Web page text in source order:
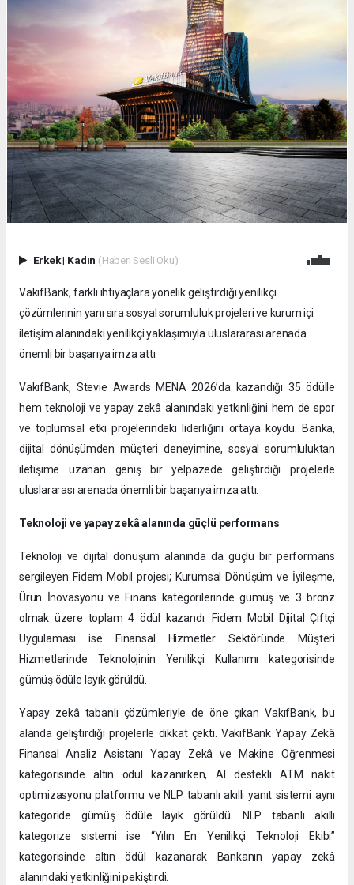
Erkek| Kadın (Haberi Sesli Oku)
VakıfBank, farklı ihtiyaçlara yönelik geliştirdiği yenilikçi
çözümlerinin yanı sıra sosyal sorumluluk projeleri ve kurum içi
iletişim alanındaki yenilikçi yaklaşımıyla uluslararası arenada
önemli bir başarıya imza attı.
VakıfBank, Stevie Awards MENA 2026’da kazandığı 35 ödülle
hem teknoloji ve yapay zekâ alanındaki yetkinliğini hem de spor
ve toplumsal etki projelerindeki liderliğini ortaya koydu. Banka,
dijital dönüşümden müşteri deneyimine, sosyal sorumluluktan
iletişime uzanan geniş bir yelpazede geliştirdiği projelerle
uluslararası arenada önemli bir başarıya imza attı.
Teknoloji ve yapay zekâ alanında güçlü performans
Teknoloji ve dijital dönüşüm alanında da güçlü bir performans
sergileyen Fidem Mobil projesi; Kurumsal Dönüşüm ve İyileşme,
Ürün İnovasyonu ve Finans kategorilerinde gümüş ve 3 bronz
olmak üzere toplam 4 ödül kazandı. Fidem Mobil Dijital Çiftçi
Uygulaması ise Finansal Hizmetler Sektöründe Müşteri
Hizmetlerinde Teknolojinin Yenilikçi Kullanımı kategorisinde
gümüş ödüle layık görüldü.
Yapay zekâ tabanlı çözümleriyle de öne çıkan VakıfBank, bu
alanda geliştirdiği projelerle dikkat çekti. VakıfBank Yapay Zekâ
Finansal Analiz Asistanı Yapay Zekâ ve Makine Öğrenmesi
kategorisinde altın ödül kazanırken, AI destekli ATM nakit
optimizasyonu platformu ve NLP tabanlı akıllı yanıt sistemi aynı
kategoride gümüş ödüle layık görüldü. NLP tabanlı akıllı
kategorize sistemi ise “Yılın En Yenilikçi Teknoloji Ekibi”
kategorisinde altın ödül kazanarak Bankanın yapay zekâ
alanındaki yetkinliğini pekiştirdi.